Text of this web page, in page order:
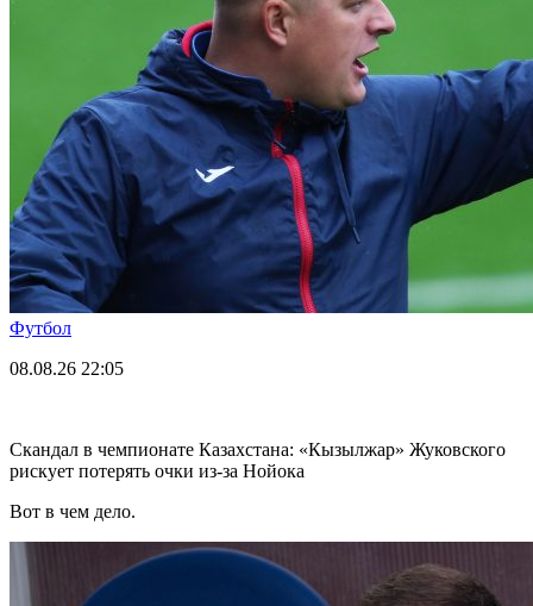
Футбол
08.08.26 22:05
Скандал в чемпионате Казахстана: «Кызылжар» Жуковского
рискует потерять очки из-за Нойока
Вот в чем дело.